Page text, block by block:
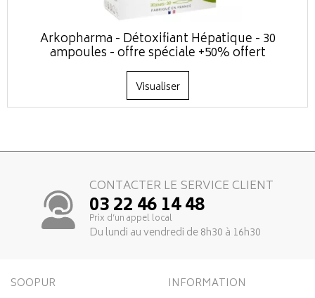
Arkopharma - Détoxifiant Hépatique - 30
ampoules - offre spéciale +50% offert
Visualiser
CONTACTER LE SERVICE CLIENT
03 22 46 14 48
Prix d’un appel local
Du lundi au vendredi de 8h30 à 16h30
SOOPUR INFORMATION